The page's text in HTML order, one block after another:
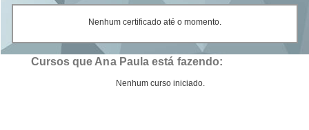
Nenhum certificado até o momento.
Cursos que Ana Paula está fazendo:
Nenhum curso iniciado.